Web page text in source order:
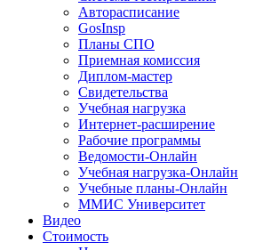
Авторасписание
GosInsp
Планы СПО
Приемная комиссия
Диплом-мастер
Свидетельства
Учебная нагрузка
Интернет-расширение
Рабочие программы
Ведомости-Онлайн
Учебная нагрузка-Онлайн
Учебные планы-Онлайн
ММИС Университет
Видео
Стоимость